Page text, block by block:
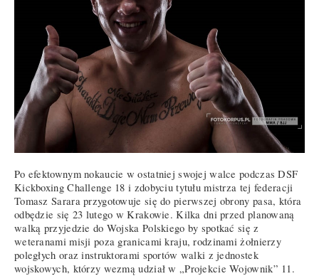
Po efektownym nokaucie w ostatniej swojej walce podczas DSF
Kickboxing Challenge 18 i zdobyciu tytułu mistrza tej federacji
Tomasz Sarara przygotowuje się do pierwszej obrony pasa, która
odbędzie się 23 lutego w Krakowie. Kilka dni przed planowaną
walką przyjedzie do Wojska Polskiego by spotkać się z
weteranami misji poza granicami kraju, rodzinami żołnierzy
poległych oraz instruktorami sportów walki z jednostek
wojskowych, którzy wezmą udział w „Projekcie Wojownik” 11.